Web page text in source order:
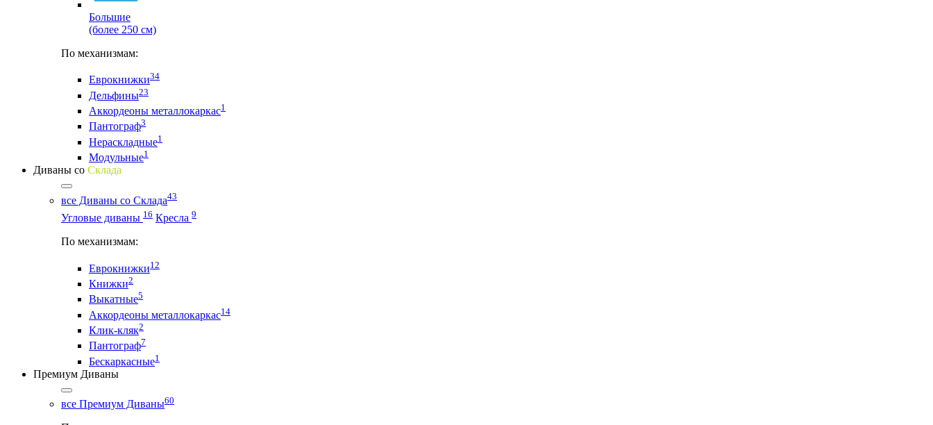
Большие
(более 250 см)
По механизмам:
Еврокнижки34
Дельфины23
Аккордеоны металлокаркас1
Пантограф3
Нераскладные1
Модульные1
Диваны со Склада
все Диваны со Склада43
Угловые диваны 16 Кресла 9
По механизмам:
Еврокнижки12
Книжки2
Выкатные5
Аккордеоны металлокаркас14
Клик-кляк2
Пантограф7
Бескаркасные1
Премиум Диваны
все Премиум Диваны60